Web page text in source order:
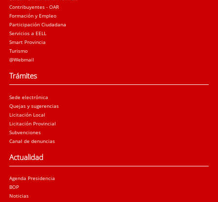
Contribuyentes - OAR
Formación y Empleo
Participación Ciudadana
Servicios a EELL
Smart Provincia
Turismo
@Webmail
Trámites
Sede electrónica
Quejas y sugerencias
Licitación Local
Licitación Provincial
Subvenciones
Canal de denuncias
Actualidad
Agenda Presidencia
BOP
Noticias